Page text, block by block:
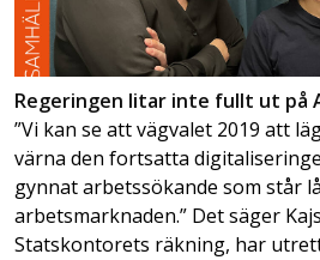
Regeringen litar inte fullt ut på
”Vi kan se att vägvalet 2019 att
värna den fortsatta
gynnat arbetssökande som står
arbetsmarknaden.” Det säger
Statskontorets räkning, har